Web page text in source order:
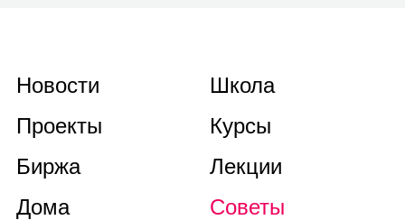
Новости
Проекты
Биржа
Дома
Школа
Курсы
Лекции
Советы